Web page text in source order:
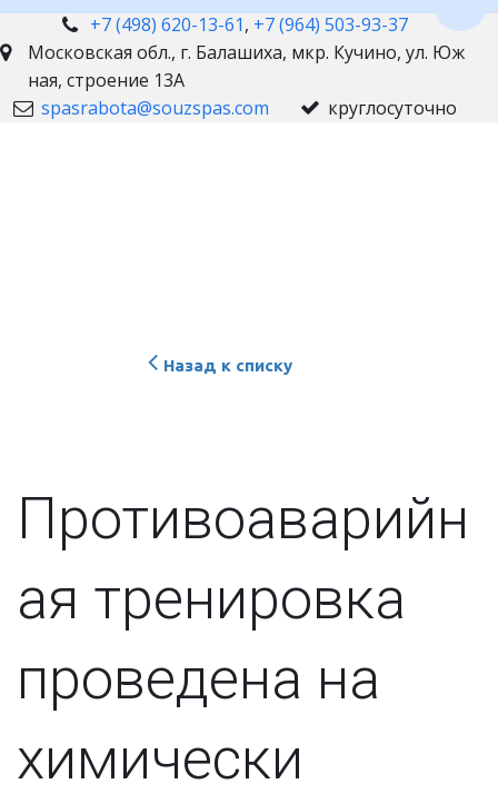
+7 (498) 620-13-61, +7 (964) 503-93-37
Московская обл., г. Балашиха, мкр. Кучино, ул. Юж
ная, строение 13А
spasrabota@souzspas.com
круглосуточно
Назад к списку
Противоаварийн
ая тренировка
проведена на
химически